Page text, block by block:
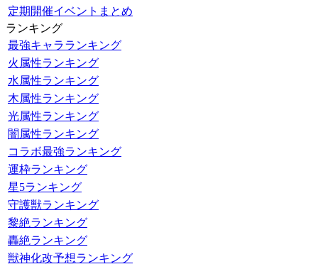
定期開催イベントまとめ
ランキング
最強キャラランキング
火属性ランキング
水属性ランキング
木属性ランキング
光属性ランキング
闇属性ランキング
コラボ最強ランキング
運枠ランキング
星5ランキング
守護獣ランキング
黎絶ランキング
轟絶ランキング
獣神化改予想ランキング